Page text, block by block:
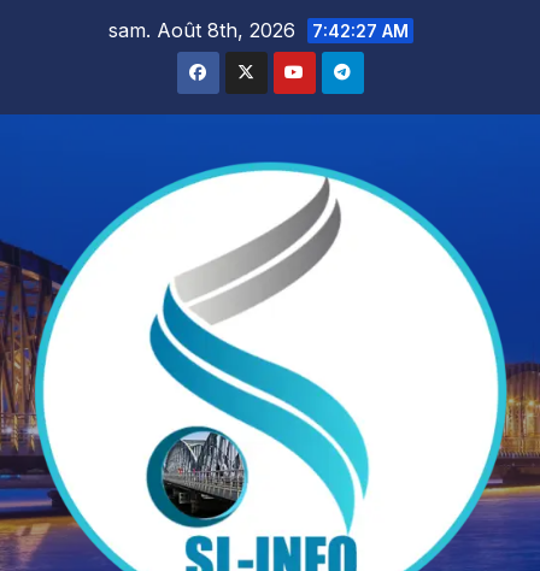
sam. Août 8th, 2026 7:42:29 AM